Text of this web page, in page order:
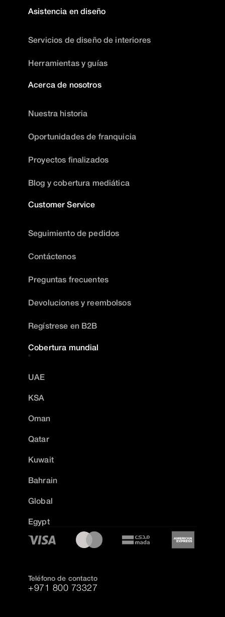
Asistencia en diseño
Servicios de diseño de interiores
Herramientas y guías
Acerca de nosotros
Nuestra historia
Oportunidades de franquicia
Proyectos finalizados
Blog y cobertura mediática
Customer Service
Seguimiento de pedidos
Contáctenos
Preguntas frecuentes
Devoluciones y reembolsos
Regístrese en B2B
Cobertura mundial
UAE
KSA
Oman
Qatar
Kuwait
Bahrain
Global
Egypt
Teléfono de contacto
+971 800 73327